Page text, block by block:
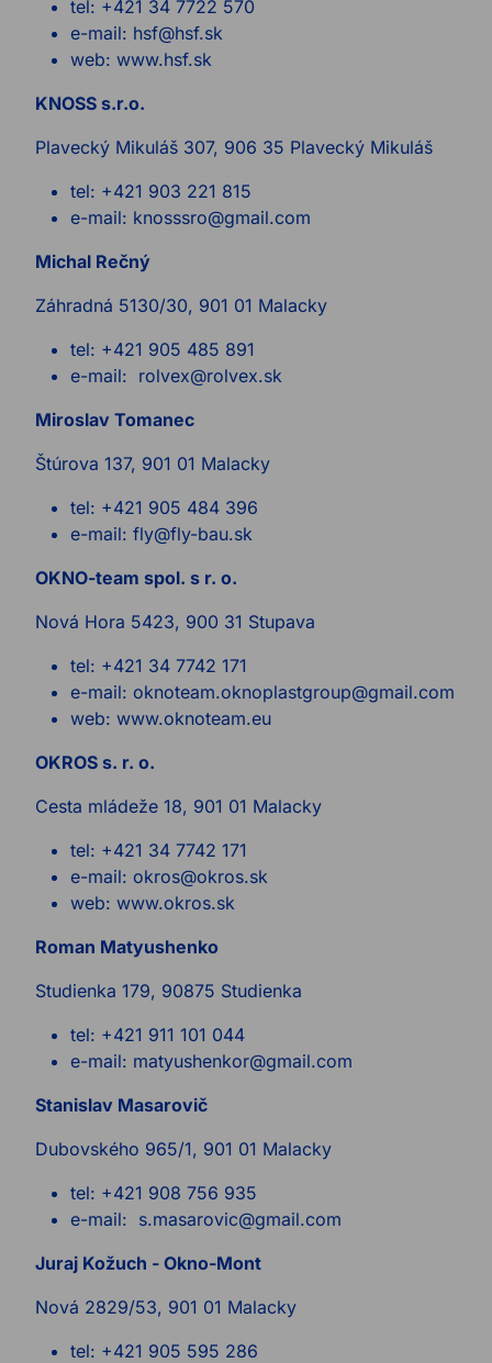
tel: +421 34 7722 570
e-mail: hsf@hsf.sk
web: www.hsf.sk
KNOSS s.r.o.
Plavecký Mikuláš 307, 906 35 Plavecký Mikuláš
tel: +421 903 221 815
e-mail: knosssro@gmail.com
Michal Rečný
Záhradná 5130/30, 901 01 Malacky
tel: +421 905 485 891
e-mail: rolvex@rolvex.sk
Miroslav Tomanec
Štúrova 137, 901 01 Malacky
tel: +421 905 484 396
e-mail: fly@fly-bau.sk
OKNO-team spol. s r. o.
Nová Hora 5423, 900 31 Stupava
tel: +421 34 7742 171
e-mail: oknoteam.oknoplastgroup@gmail.com
web: www.oknoteam.eu
OKROS s. r. o.
Cesta mládeže 18, 901 01 Malacky
tel: +421 34 7742 171
e-mail: okros@okros.sk
web: www.okros.sk
Roman Matyushenko
Studienka 179, 90875 Studienka
tel: +421 911 101 044
e-mail: matyushenkor@gmail.com
Stanislav Masarovič
Dubovského 965/1, 901 01 Malacky
tel: +421 908 756 935
e-mail: s.masarovic@gmail.com
Juraj Kožuch - Okno-Mont
Nová 2829/53, 901 01 Malacky
tel: +421 905 595 286